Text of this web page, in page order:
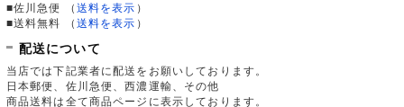
■佐川急便
（ 送料を表示 ）
■送料無料
（ 送料を表示 ）
配送について
当店では下記業者に配送をお願いしております。
日本郵便、佐川急便、西濃運輸、その他
商品送料は全て商品ページに表示しております。